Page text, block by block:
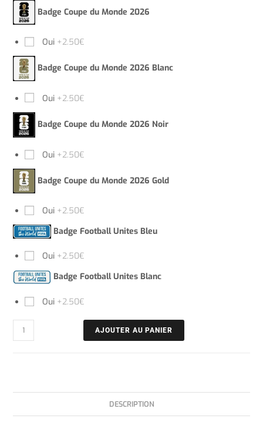
Badge Coupe du Monde 2026
Oui +2.50€
Badge Coupe du Monde 2026 Blanc
Oui +2.50€
Badge Coupe du Monde 2026 Noir
Oui +2.50€
Badge Coupe du Monde 2026 Gold
Oui +2.50€
Badge Football Unites Bleu
Oui +2.50€
Badge Football Unites Blanc
Oui +2.50€
AJOUTER AU PANIER
DESCRIPTION